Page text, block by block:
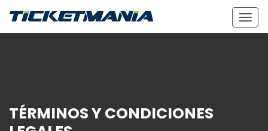
TÉRMINOS Y CONDICIONES